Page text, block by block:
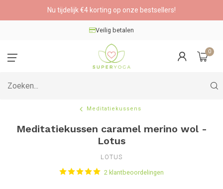
Nu tijdelijk €4 korting op onze bestsellers!
Veilig betalen
0
Meditatiekussens
Meditatiekussen caramel merino wol -
Lotus
LOTUS
2 klantbeoordelingen